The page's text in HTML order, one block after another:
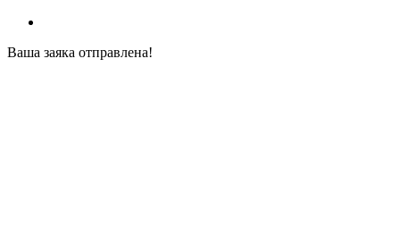
Ваша заяка отправлена!